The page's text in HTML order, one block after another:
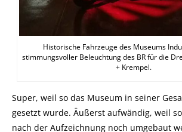
Historische Fahrzeuge des Museums
stimmungsvoller Beleuchtung des BR für die
+ Krempel.
Super, weil so das Museum in seiner
gesetzt wurde. Äußerst aufwändig, weil
nach der Aufzeichnung noch umgebaut